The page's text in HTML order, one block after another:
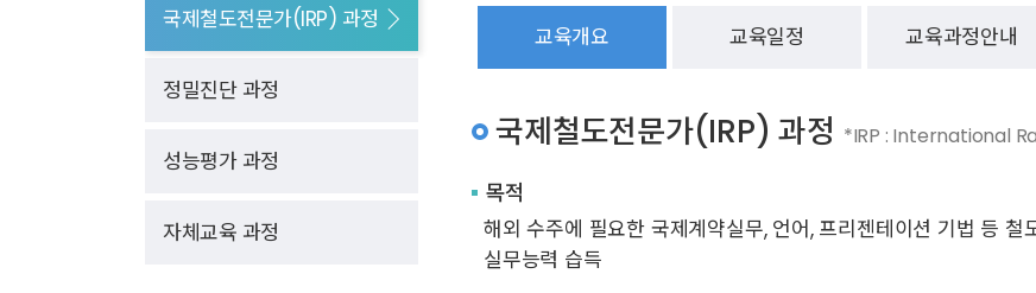
국제철도전문가(IRP) 과정
정밀진단 과정
성능평가 과정
자체교육 과정
교육개요 교육일정 교육과정안내
국제철도전문가(IRP) 과정 *IRP : International
목적
해외 수주에 필요한 국제계약실무, 언어, 프리젠테이션 기법 등
실무능력 습득